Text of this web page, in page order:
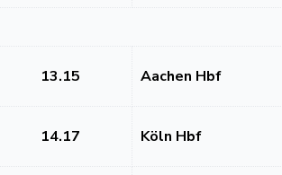
13.15 Aachen Hbf
14.17 Köln Hbf